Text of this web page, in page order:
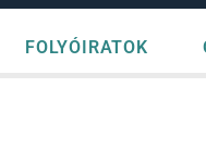
FOLYÓIRATOK